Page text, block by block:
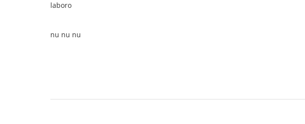
laboro
nu nu nu